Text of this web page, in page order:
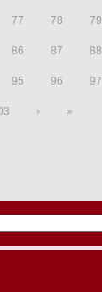
77 78 79
86 87 88
95 96 97
› »